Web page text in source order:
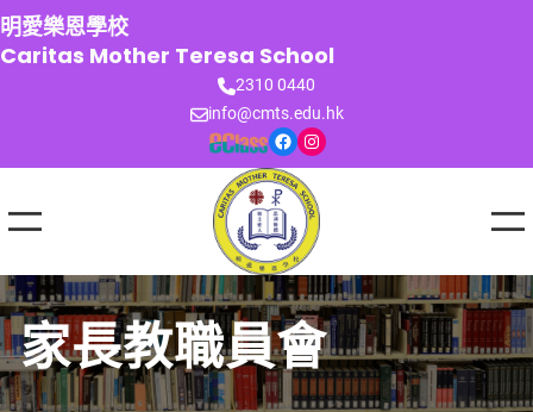
跳
至
主
明愛樂恩學校
Caritas Mother Teresa School
2310 0440
info@cmts.edu.hk
Facebook Instagram
家長教職員會